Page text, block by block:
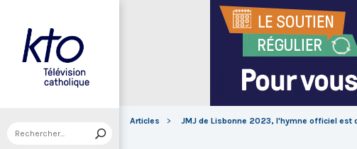
Articles JMJ de Lisbonne 2023, l'hymne officiel est